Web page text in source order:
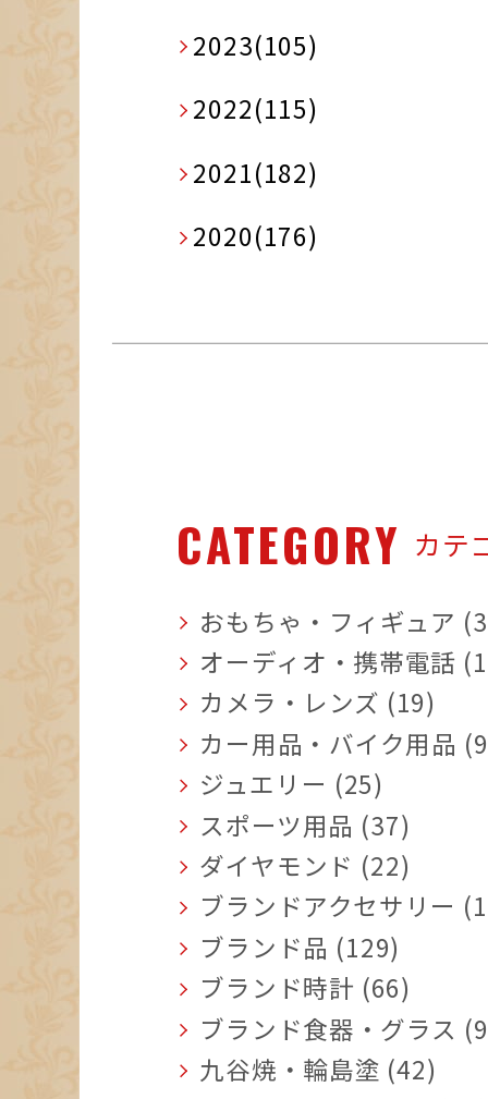
2023(105)
2022(115)
2021(182)
2020(176)
CATEGORY カテ
おもちゃ・フィギュア
オーディオ・携帯電話
カメラ・レンズ (19)
カー用品・バイク用品
ジュエリー (25)
スポーツ用品 (37)
ダイヤモンド (22)
ブランドアクセサリー
ブランド品 (129)
ブランド時計 (66)
ブランド食器・グラス
九谷焼・輪島塗 (42)